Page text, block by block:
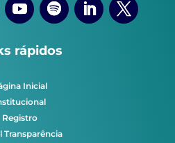
rápidos
Inicial
Registro
Transparência